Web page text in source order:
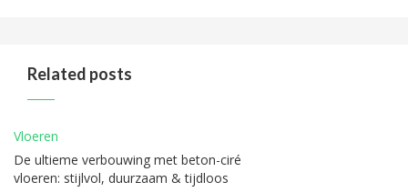
Related posts
Vloeren
De ultieme verbouwing met beton-ciré
vloeren: stijlvol, duurzaam & tijdloos